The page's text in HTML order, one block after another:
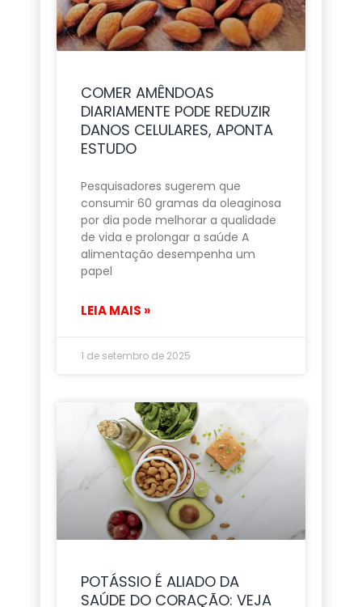
COMER AMÊNDOAS
DIARIAMENTE PODE REDUZIR
DANOS CELULARES, APONTA
ESTUDO
Pesquisadores sugerem que
consumir 60 gramas da oleaginosa
por dia pode melhorar a qualidade
de vida e prolongar a saúde A
alimentação desempenha um
papel
LEIA MAIS »
1 de setembro de 2025
POTÁSSIO É ALIADO DA
SAÚDE DO CORAÇÃO: VEJA